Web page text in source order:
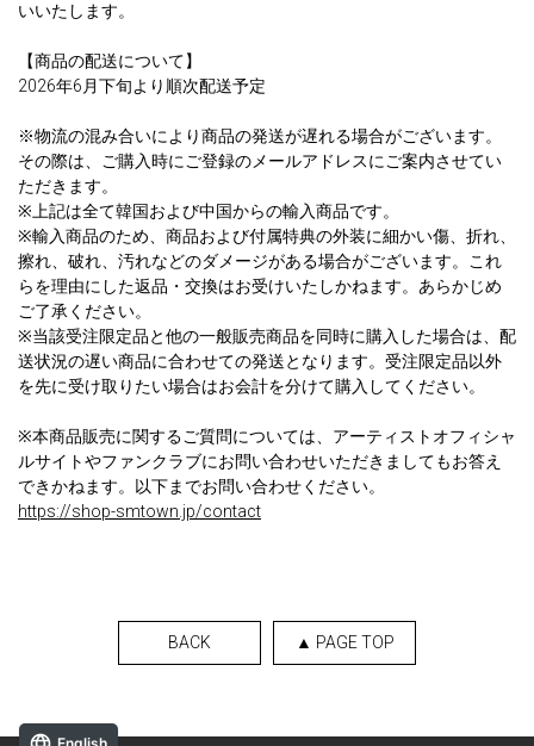
いいたします。
【商品の配送について】
2026年6月下旬より順次配送予定
※物流の混み合いにより商品の発送が遅れる場合がございます。
その際は、ご購入時にご登録のメールアドレスにご案内させてい
ただきます。
※上記は全て韓国および中国からの輸入商品です。
※輸入商品のため、商品および付属特典の外装に細かい傷、折れ、
擦れ、破れ、汚れなどのダメージがある場合がございます。これ
らを理由にした返品・交換はお受けいたしかねます。あらかじめ
ご了承ください。
※当該受注限定品と他の一般販売商品を同時に購入した場合は、配
送状況の遅い商品に合わせての発送となります。受注限定品以外
を先に受け取りたい場合はお会計を分けて購入してください。
※本商品販売に関するご質問については、アーティストオフィシャ
ルサイトやファンクラブにお問い合わせいただきましてもお答え
できかねます。以下までお問い合わせください。
https://shop-smtown.jp/contact
BACK ▲ PAGE TOP